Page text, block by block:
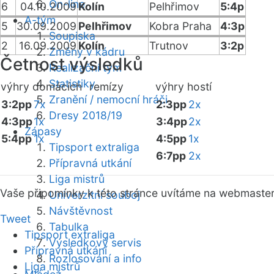
On-line
A-tým
Soupiska
Změny v kádru
Realizační tým
Statistiky
Zranění / nemocní hráči
Dresy 2018/19
Zápasy
Tipsport extraliga
Přípravná utkání
Liga mistrů
Univerzitní souboj
Návštěvnost
Tabulka
Výsledkový servis
Rozlosování a info
6
04.10.2009Kolín Pelhřimov
5:4p
5
30.09.2009 Pelhřimov Kobra Praha
4:3p
2
16.09.2009 Kolín Trutnov 3:2p
Četnost výsledků
výhry domácíchremízy výhry hostí
3:2pp7x
4:3pp1x
5:4pp1x
2:3pp2x
3:4pp2x
4:5pp1x
6:7pp 2x
Vaše připomínky k této stránce uvítáme na webmaster
Tweet
Tipsport extraliga
Přípravná utkání
Liga mistrů